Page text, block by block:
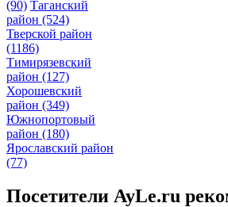
(90) Таганский
район (524)
Тверской район
(1186)
Тимирязевский
район (127)
Хорошевский
район (349)
Южнопортовый
район (180)
Ярославский район
(77)
Посетители AyLe.ru